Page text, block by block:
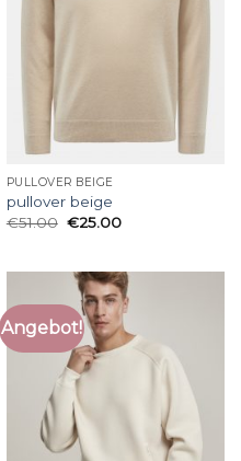
PULLOVER BEIGE
pullover beige
€51.00 €25.00
Angebot!